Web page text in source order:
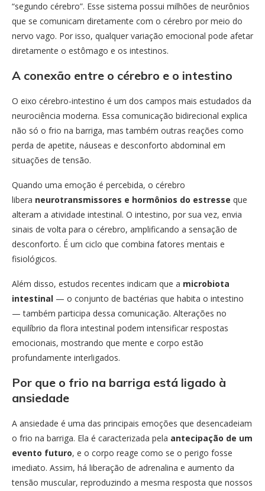
“segundo cérebro”. Esse sistema possui milhões de neurônios
que se comunicam diretamente com o cérebro por meio do
nervo vago. Por isso, qualquer variação emocional pode afetar
diretamente o estômago e os intestinos.
A conexão entre o cérebro e o intestino
O eixo cérebro-intestino é um dos campos mais estudados da
neurociência moderna. Essa comunicação bidirecional explica
não só o frio na barriga, mas também outras reações como
perda de apetite, náuseas e desconforto abdominal em
situações de tensão.
Quando uma emoção é percebida, o cérebro
libera neurotransmissores e hormônios do estresse que
alteram a atividade intestinal. O intestino, por sua vez, envia
sinais de volta para o cérebro, amplificando a sensação de
desconforto. É um ciclo que combina fatores mentais e
fisiológicos.
Além disso, estudos recentes indicam que a microbiota
intestinal — o conjunto de bactérias que habita o intestino
— também participa dessa comunicação. Alterações no
equilíbrio da flora intestinal podem intensificar respostas
emocionais, mostrando que mente e corpo estão
profundamente interligados.
Por que o frio na barriga está ligado à
ansiedade
A ansiedade é uma das principais emoções que desencadeiam
o frio na barriga. Ela é caracterizada pela antecipação de um
evento futuro, e o corpo reage como se o perigo fosse
imediato. Assim, há liberação de adrenalina e aumento da
tensão muscular, reproduzindo a mesma resposta que nossos